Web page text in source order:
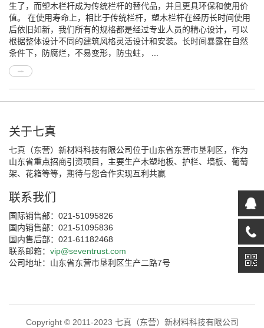
生了，而塑木栏杆成为传统栏杆的替代品，并且更具环保和使用价
值。 在使用寿命上，相比于传统栏杆，塑木栏杆在经历长时间使用
后依旧如新，我们所有的规格都是经过专业人员的精心设计，可以
根据整体设计不同的建筑风格灵活设计和安装。长时间暴露在自然
条件下，防腐烂，不易变形，防虫蛀， ...
关于七真
七真（东营）新材料科技有限公司位于山东省东营市垦利区，作为
山东省重点招商引资项目，主要生产木塑地板、护栏、墙板、葡萄
架、花箱等等，期待与您合作实现互利共赢
联系我们
国际销售部：021-51095826
国内销售部：021-51095836
国内售后部：021-61182468
联系邮箱： vip@seventrust.com
公司地址：山东省东营市垦利区生产二路7号
Copyright © 2011-2023 七真（东营）新材料科技有限公司